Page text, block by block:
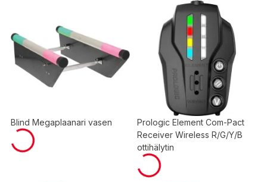
Blind Megaplaanari vasen
Prologic Element Com-Pact
Receiver Wireless R/G/Y/B
ottihälytin